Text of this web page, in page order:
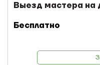
Выезд мастера на
Бесплатно